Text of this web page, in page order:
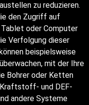
zu reduzieren.
den Zugriff auf
oder Computer
Verfolgung dieser
beispielsweise
mit der Ihre
Bohrer oder Ketten
Kraftstoff- und DEF-
andere Systeme